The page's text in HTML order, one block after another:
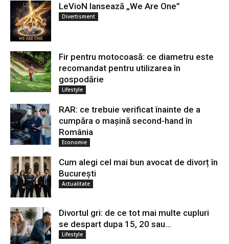
LeVioN lansează „We Are One”
Divertisment
Fir pentru motocoasă: ce diametru este
recomandat pentru utilizarea în
gospodărie
Lifestyle
RAR: ce trebuie verificat înainte de a
cumpăra o mașină second-hand în
România
Economie
Cum alegi cel mai bun avocat de divorț în
București
Actualitate
Divortul gri: de ce tot mai multe cupluri
se despart dupa 15, 20 sau...
Lifestyle